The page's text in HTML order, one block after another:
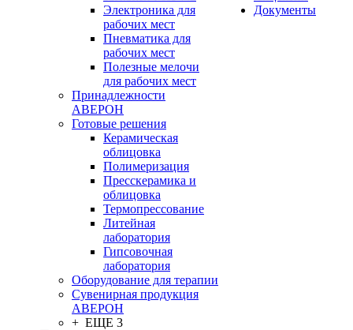
Электроника для
рабочих мест
Пневматика для
рабочих мест
Полезные мелочи
для рабочих мест
Принадлежности
АВЕРОН
Готовые решения
Керамическая
облицовка
Полимеризация
Пресскерамика и
облицовка
Термопрессование
Литейная
лаборатория
Гипсовочная
лаборатория
Оборудование для терапии
Сувенирная продукция
АВЕРОН
+ ЕЩЕ 3
Документы